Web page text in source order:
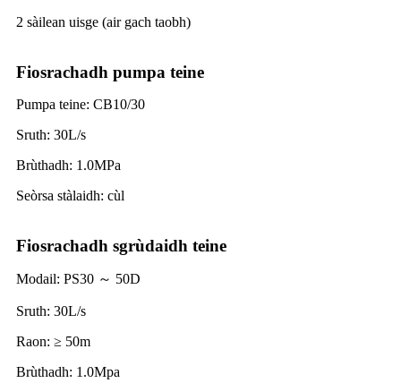
2 sàilean uisge (air gach taobh)
Fiosrachadh pumpa teine
Pumpa teine: CB10/30
Sruth: 30L/s
Brùthadh: 1.0MPa
Seòrsa stàlaidh: cùl
Fiosrachadh sgrùdaidh teine
Modail: PS30 ～ 50D
Sruth: 30L/s
Raon: ≥ 50m
Brùthadh: 1.0Mpa